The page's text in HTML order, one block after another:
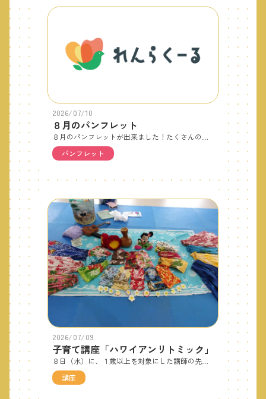
2026/07/10
８月のパンフレット
パンフレット
2026/07/09
子育て講座「ハワイアンリトミック」
講座